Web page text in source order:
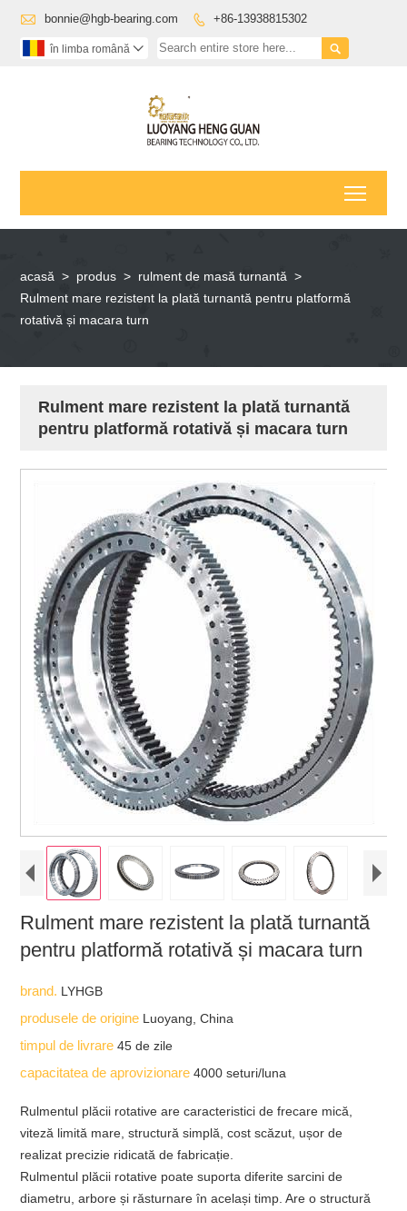
 bonnie@hgb-bearing.com  +86-13938815302

în limba română 
acasă > produs > rulment de masă turnantă >
Rulment mare rezistent la plată turnantă pentru platformă
rotativă și macara turn
Rulment mare rezistent la plată turnantă
pentru platformă rotativă și macara turn
Rulment mare rezistent la plată turnantă
pentru platformă rotativă și macara turn
brand. LYHGB
produsele de origine Luoyang, China
timpul de livrare45 de zile
capacitatea de aprovizionare4000 seturi/luna
Rulmentul plăcii rotative are caracteristici de frecare mică,
viteză limită mare, structură simplă, cost scăzut, ușor de
realizat precizie ridicată de fabricație.
Rulmentul plăcii rotative poate suporta diferite sarcini de
diametru, arbore și răsturnare în același timp. Are o structură